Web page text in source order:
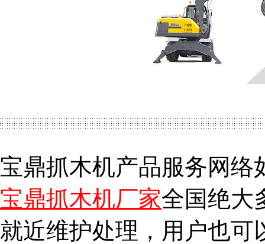
宝鼎抓木机产品服务网络
宝鼎抓木机厂家全国绝大
就近维护处理，用户也可